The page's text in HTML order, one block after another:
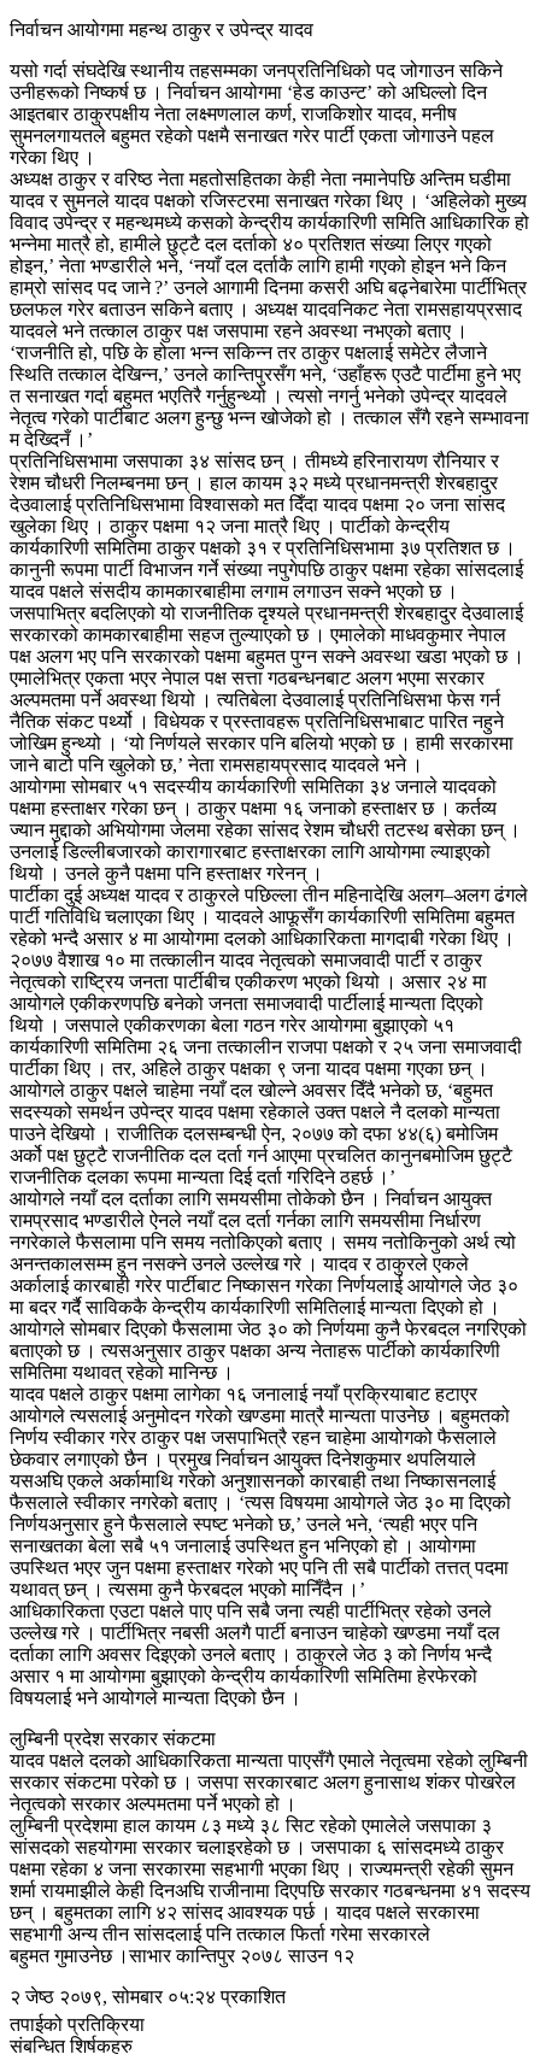
निर्वाचन आयोगमा महन्थ ठाकुर र उपेन्द्र यादव
यसो गर्दा संघदेखि स्थानीय तहसम्मका जनप्रतिनिधिको पद जोगाउन सकिने
उनीहरूको निष्कर्ष छ । निर्वाचन आयोगमा ‘हेड काउन्ट’ को अघिल्लो दिन
आइतबार ठाकुरपक्षीय नेता लक्ष्मणलाल कर्ण, राजकिशोर यादव, मनीष
सुमनलगायतले बहुमत रहेको पक्षमै सनाखत गरेर पार्टी एकता जोगाउने पहल
गरेका थिए ।
अध्यक्ष ठाकुर र वरिष्ठ नेता महतोसहितका केही नेता नमानेपछि अन्तिम घडीमा
यादव र सुमनले यादव पक्षको रजिस्टरमा सनाखत गरेका थिए । ‘अहिलेको मुख्य
विवाद उपेन्द्र र महन्थमध्ये कसको केन्द्रीय कार्यकारिणी समिति आधिकारिक हो
भन्नेमा मात्रै हो, हामीले छुट्टै दल दर्ताको ४० प्रतिशत संख्या लिएर गएको
होइन,’ नेता भण्डारीले भने, ‘नयाँ दल दर्ताकै लागि हामी गएको होइन भने किन
हाम्रो सांसद पद जाने ?’ उनले आगामी दिनमा कसरी अघि बढ्नेबारेमा पार्टीभित्र
छलफल गरेर बताउन सकिने बताए । अध्यक्ष यादवनिकट नेता रामसहायप्रसाद
यादवले भने तत्काल ठाकुर पक्ष जसपामा रहने अवस्था नभएको बताए ।
‘राजनीति हो, पछि के होला भन्न सकिन्न तर ठाकुर पक्षलाई समेटेर लैजाने
स्थिति तत्काल देखिन्न,’ उनले कान्तिपुरसँग भने, ‘उहाँहरू एउटै पार्टीमा हुने भए
त सनाखत गर्दा बहुमत भएतिरै गर्नुहुन्थ्यो । त्यसो नगर्नु भनेको उपेन्द्र यादवले
नेतृत्व गरेको पार्टीबाट अलग हुन्छु भन्न खोजेको हो । तत्काल सँगै रहने सम्भावना
म देख्दिनँ ।’
प्रतिनिधिसभामा जसपाका ३४ सांसद छन् । तीमध्ये हरिनारायण रौनियार र
रेशम चौधरी निलम्बनमा छन् । हाल कायम ३२ मध्ये प्रधानमन्त्री शेरबहादुर
देउवालाई प्रतिनिधिसभामा विश्वासको मत दिँदा यादव पक्षमा २० जना सांसद
खुलेका थिए । ठाकुर पक्षमा १२ जना मात्रै थिए । पार्टीको केन्द्रीय
कार्यकारिणी समितिमा ठाकुर पक्षको ३१ र प्रतिनिधिसभामा ३७ प्रतिशत छ ।
कानुनी रूपमा पार्टी विभाजन गर्ने संख्या नपुगेपछि ठाकुर पक्षमा रहेका सांसदलाई
यादव पक्षले संसदीय कामकारबाहीमा लगाम लगाउन सक्ने भएको छ ।
जसपाभित्र बदलिएको यो राजनीतिक दृश्यले प्रधानमन्त्री शेरबहादुर देउवालाई
सरकारको कामकारबाहीमा सहज तुल्याएको छ । एमालेको माधवकुमार नेपाल
पक्ष अलग भए पनि सरकारको पक्षमा बहुमत पुग्न सक्ने अवस्था खडा भएको छ ।
एमालेभित्र एकता भएर नेपाल पक्ष सत्ता गठबन्धनबाट अलग भएमा सरकार
अल्पमतमा पर्ने अवस्था थियो । त्यतिबेला देउवालाई प्रतिनिधिसभा फेस गर्न
नैतिक संकट पर्थ्यो । विधेयक र प्रस्तावहरू प्रतिनिधिसभाबाट पारित नहुने
जोखिम हुन्थ्यो । ‘यो निर्णयले सरकार पनि बलियो भएको छ । हामी सरकारमा
जाने बाटो पनि खुलेको छ,’ नेता रामसहायप्रसाद यादवले भने ।
आयोगमा सोमबार ५१ सदस्यीय कार्यकारिणी समितिका ३४ जनाले यादवको
पक्षमा हस्ताक्षर गरेका छन् । ठाकुर पक्षमा १६ जनाको हस्ताक्षर छ । कर्तव्य
ज्यान मुद्दाको अभियोगमा जेलमा रहेका सांसद रेशम चौधरी तटस्थ बसेका छन् ।
उनलाई डिल्लीबजारको कारागारबाट हस्ताक्षरका लागि आयोगमा ल्याइएको
थियो । उनले कुनै पक्षमा पनि हस्ताक्षर गरेनन् ।
पार्टीका दुई अध्यक्ष यादव र ठाकुरले पछिल्ला तीन महिनादेखि अलग–अलग ढंगले
पार्टी गतिविधि चलाएका थिए । यादवले आफूसँग कार्यकारिणी समितिमा बहुमत
रहेको भन्दै असार ४ मा आयोगमा दलको आधिकारिकता मागदाबी गरेका थिए ।
२०७७ वैशाख १० मा तत्कालीन यादव नेतृत्वको समाजवादी पार्टी र ठाकुर
नेतृत्वको राष्ट्रिय जनता पार्टीबीच एकीकरण भएको थियो । असार २४ मा
आयोगले एकीकरणपछि बनेको जनता समाजवादी पार्टीलाई मान्यता दिएको
थियो । जसपाले एकीकरणका बेला गठन गरेर आयोगमा बुझाएको ५१
कार्यकारिणी समितिमा २६ जना तत्कालीन राजपा पक्षको र २५ जना समाजवादी
पार्टीका थिए । तर, अहिले ठाकुर पक्षका ९ जना यादव पक्षमा गएका छन् ।
आयोगले ठाकुर पक्षले चाहेमा नयाँ दल खोल्ने अवसर दिँदै भनेको छ, ‘बहुमत
सदस्यको समर्थन उपेन्द्र यादव पक्षमा रहेकाले उक्त पक्षले नै दलको मान्यता
पाउने देखियो । राजीतिक दलसम्बन्धी ऐन, २०७७ को दफा ४४(६) बमोजिम
अर्को पक्ष छुट्टै राजनीतिक दल दर्ता गर्न आएमा प्रचलित कानुनबमोजिम छुट्टै
राजनीतिक दलका रूपमा मान्यता दिई दर्ता गरिदिने ठहर्छ ।’
आयोगले नयाँ दल दर्ताका लागि समयसीमा तोकेको छैन । निर्वाचन आयुक्त
रामप्रसाद भण्डारीले ऐनले नयाँ दल दर्ता गर्नका लागि समयसीमा निर्धारण
नगरेकाले फैसलामा पनि समय नतोकिएको बताए । समय नतोकिनुको अर्थ त्यो
अनन्तकालसम्म हुन नसक्ने उनले उल्लेख गरे । यादव र ठाकुरले एकले
अर्कालाई कारबाही गरेर पार्टीबाट निष्कासन गरेका निर्णयलाई आयोगले जेठ ३०
मा बदर गर्दै साविककै केन्द्रीय कार्यकारिणी समितिलाई मान्यता दिएको हो ।
आयोगले सोमबार दिएको फैसलामा जेठ ३० को निर्णयमा कुनै फेरबदल नगरिएको
बताएको छ । त्यसअनुसार ठाकुर पक्षका अन्य नेताहरू पार्टीको कार्यकारिणी
समितिमा यथावत् रहेको मानिन्छ ।
यादव पक्षले ठाकुर पक्षमा लागेका १६ जनालाई नयाँ प्रक्रियाबाट हटाएर
आयोगले त्यसलाई अनुमोदन गरेको खण्डमा मात्रै मान्यता पाउनेछ । बहुमतको
निर्णय स्वीकार गरेर ठाकुर पक्ष जसपाभित्रै रहन चाहेमा आयोगको फैसलाले
छेकवार लगाएको छैन । प्रमुख निर्वाचन आयुक्त दिनेशकुमार थपलियाले
यसअघि एकले अर्कामाथि गरेको अनुशासनको कारबाही तथा निष्कासनलाई
फैसलाले स्वीकार नगरेको बताए । ‘त्यस विषयमा आयोगले जेठ ३० मा दिएको
निर्णयअनुसार हुने फैसलाले स्पष्ट भनेको छ,’ उनले भने, ‘त्यही भएर पनि
सनाखतका बेला सबै ५१ जनालाई उपस्थित हुन भनिएको हो । आयोगमा
उपस्थित भएर जुन पक्षमा हस्ताक्षर गरेको भए पनि ती सबै पार्टीको तत्तत् पदमा
यथावत् छन् । त्यसमा कुनै फेरबदल भएको मानिँदैन ।’
आधिकारिकता एउटा पक्षले पाए पनि सबै जना त्यही पार्टीभित्र रहेको उनले
उल्लेख गरे । पार्टीभित्र नबसी अलगै पार्टी बनाउन चाहेको खण्डमा नयाँ दल
दर्ताका लागि अवसर दिइएको उनले बताए । ठाकुरले जेठ ३ को निर्णय भन्दै
असार १ मा आयोगमा बुझाएको केन्द्रीय कार्यकारिणी समितिमा हेरफेरको
विषयलाई भने आयोगले मान्यता दिएको छैन ।
लुम्बिनी प्रदेश सरकार संकटमा
यादव पक्षले दलको आधिकारिकता मान्यता पाएसँगै एमाले नेतृत्वमा रहेको लुम्बिनी
सरकार संकटमा परेको छ । जसपा सरकारबाट अलग हुनासाथ शंकर पोखरेल
नेतृत्वको सरकार अल्पमतमा पर्ने भएको हो ।
लुम्बिनी प्रदेशमा हाल कायम ८३ मध्ये ३८ सिट रहेको एमालेले जसपाका ३
सांसदको सहयोगमा सरकार चलाइरहेको छ । जसपाका ६ सांसदमध्ये ठाकुर
पक्षमा रहेका ४ जना सरकारमा सहभागी भएका थिए । राज्यमन्त्री रहेकी सुमन
शर्मा रायमाझीले केही दिनअघि राजीनामा दिएपछि सरकार गठबन्धनमा ४१ सदस्य
छन् । बहुमतका लागि ४२ सांसद आवश्यक पर्छ । यादव पक्षले सरकारमा
सहभागी अन्य तीन सांसदलाई पनि तत्काल फिर्ता गरेमा सरकारले
बहुमत गुमाउनेछ ।साभार कान्तिपुर २०७८ साउन १२
२ जेष्ठ २०७९, सोमबार ०५:२४ प्रकाशित
तपाईको प्रतिक्रिया
संबन्धित शिर्षकहरु